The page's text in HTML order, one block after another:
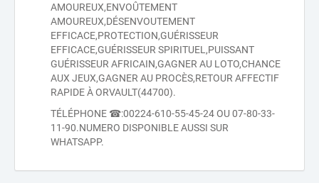
AMOUREUX,ENVOÛTEMENT
AMOUREUX,DÉSENVOUTEMENT
EFFICACE,PROTECTION,GUÉRISSEUR
EFFICACE,GUÉRISSEUR SPIRITUEL,PUISSANT
GUÉRISSEUR AFRICAIN,GAGNER AU LOTO,CHANCE
AUX JEUX,GAGNER AU PROCÈS,RETOUR AFFECTIF
RAPIDE À ORVAULT(44700).
TÉLÉPHONE ☎:00224-610-55-45-24 OU 07-80-33-
11-90.NUMERO DISPONIBLE AUSSI SUR
WHATSAPP.